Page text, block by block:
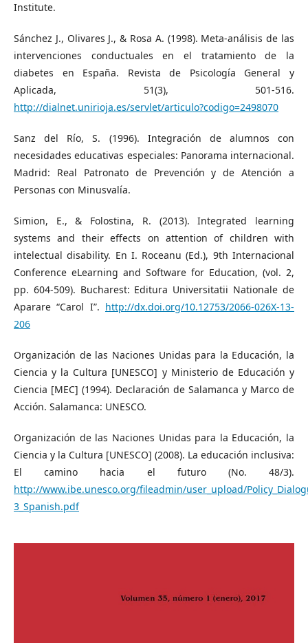
Institute.
Sánchez J., Olivares J., & Rosa A. (1998). Meta-análisis de las
intervenciones conductuales en el tratamiento de la
diabetes en España. Revista de Psicología General y
Aplicada, 51(3), 501-516.
http://dialnet.unirioja.es/servlet/articulo?codigo=2498070
Sanz del Río, S. (1996). Integración de alumnos con
necesidades educativas especiales: Panorama internacional.
Madrid: Real Patronato de Prevención y de Atención a
Personas con Minusvalía.
Simion, E., & Folostina, R. (2013). Integrated learning
systems and their effects on attention of children with
intelectual disability. En I. Roceanu (Ed.), 9th Internacional
Conference eLearning and Software for Education, (vol. 2,
pp. 604-509). Bucharest: Editura Universitatii Nationale de
Aparare “Carol I”. http://dx.doi.org/10.12753/2066-026X-13-
206
Organización de las Naciones Unidas para la Educación, la
Ciencia y la Cultura [UNESCO] y Ministerio de Educación y
Ciencia [MEC] (1994). Declaración de Salamanca y Marco de
Acción. Salamanca: UNESCO.
Organización de las Naciones Unidas para la Educación, la
Ciencia y la Cultura [UNESCO] (2008). La educación inclusiva:
El camino hacia el futuro (No. 48/3).
http://www.ibe.unesco.org/fileadmin/user_upload/
3_Spanish.pdf